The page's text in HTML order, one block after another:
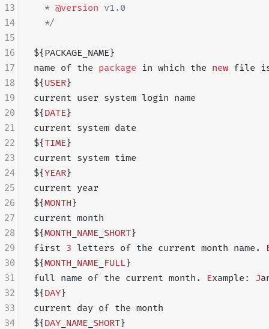
  *
@version v1.0
  */
${PACKAGE_NAME}
name of the package in which the new file is
${USER}
current user system login name
${DATE}
current system date
${TIME}
current system time
${YEAR}
current year
${MONTH }
current month
${MONTH NAME SHORT}
first 3 letters of the current month name.
${MONTH NAME FULL}
full name of the current month.
Example: J
${DAY}
current day of the month
${DAY NAME SHORT}
13
14
15
16
17
18
19
20
21
22
23
24
25
26
27
28
29
30
31
32
33
34